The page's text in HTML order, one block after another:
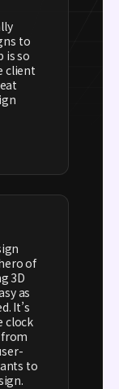
to
is so
client
of
3D
as
It’s
clock
from
to